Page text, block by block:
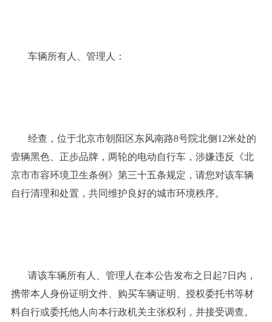
车辆所有人、管理人：
经查，位于北京市朝阳区东风南路8号院北侧1 2米处的
壹辆黑色、 正步品牌， 两轮的电动自行车，涉嫌违反《北
京市市容环境卫生条例》第三十五条规定，请您对该车辆
自行清理和处置，共同维护良好的城市环境秩序。
请该车辆所有人、管理人在本公告发布之日起7日内，
携带本人身份证明文件、购买车辆证明、授权委托书等材
料自行或委托他人向本行政机关主张权利，并接受调查。